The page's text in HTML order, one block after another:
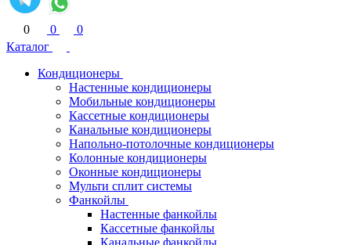
0 0
0
Каталог
Кондиционеры
Настенные кондиционеры
Мобильные кондиционеры
Кассетные кондиционеры
Канальные кондиционеры
Напольно-потолочные кондиционеры
Колонные кондиционеры
Оконные кондиционеры
Мульти сплит системы
Фанкойлы
Настенные фанкойлы
Кассетные фанкойлы
Канальные фанкойлы